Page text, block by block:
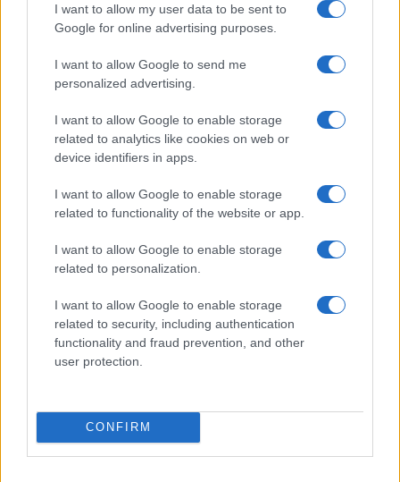
I want to allow my user data to be sent to
Google for online advertising purposes.
I want to allow Google to send me
personalized advertising.
I want to allow Google to enable storage
related to analytics like cookies on web or
device identifiers in apps.
I want to allow Google to enable storage
related to functionality of the website or app.
I want to allow Google to enable storage
related to personalization.
I want to allow Google to enable storage
related to security, including authentication
functionality and fraud prevention, and other
user protection.
CONFIRM